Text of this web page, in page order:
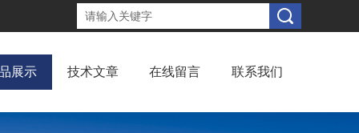
展示 技术文章 在线留言 联系我们